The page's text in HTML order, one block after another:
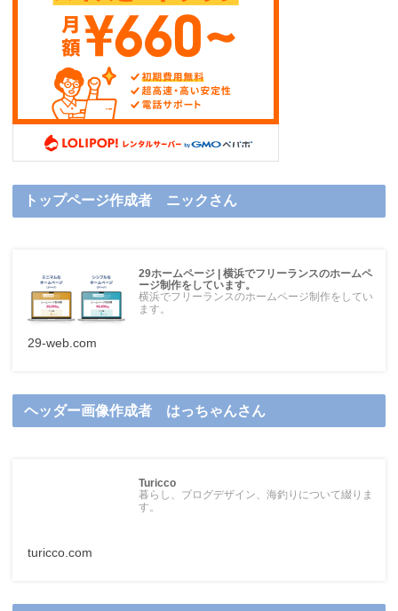
トップページ作成者 ニックさん
29ホームページ | 横浜でフリーランスのホームペ
ージ制作をしています。
横浜でフリーランスのホームページ制作をしてい
ます。
29-web.com
ヘッダー画像作成者 はっちゃんさん
Turicco
暮らし、ブログデザイン、海釣りについて綴りま
す。
turicco.com